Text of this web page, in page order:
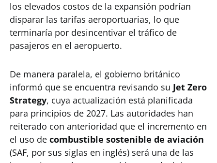
los elevados costos de la expansión podrían
disparar las tarifas aeroportuarias, lo que
terminaría por desincentivar el tráfico de
pasajeros en el aeropuerto.
De manera paralela, el gobierno británico
informó que se encuentra revisando su Jet Zero
Strategy, cuya actualización está planificada
para principios de 2027. Las autoridades han
reiterado con anterioridad que el incremento en
el uso de combustible sostenible de aviación
(SAF, por sus siglas en inglés) será una de las